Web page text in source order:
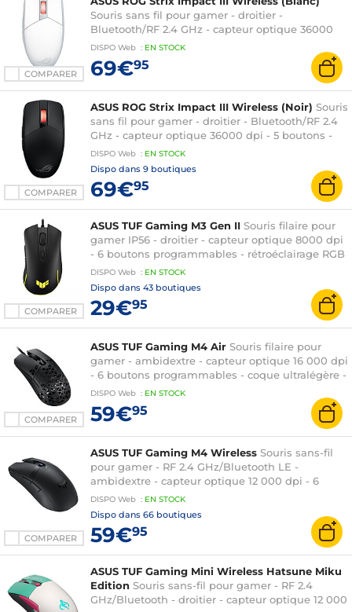
COMPARER
Souris sans fil pour gamer - droitier -
Bluetooth/RF 2.4 GHz - capteur optique 36000
dpi - 5 boutons - rétro-éclairage RGB
DISPO Web : EN STOCK
69€95
COMPARER
ASUS ROG Strix Impact III Wireless (Noir) Souris
sans fil pour gamer - droitier - Bluetooth/RF 2.4
GHz - capteur optique 36000 dpi - 5 boutons -
rétro-éclairage RGB
DISPO Web : EN STOCK
Dispo dans 9 boutiques
69€95
COMPARER
ASUS TUF Gaming M3 Gen II Souris filaire pour
gamer IP56 - droitier - capteur optique 8000 dpi
- 6 boutons programmables - rétroéclairage RGB
Aura Sync
DISPO Web : EN STOCK
Dispo dans 43 boutiques
29€95
COMPARER
ASUS TUF Gaming M4 Air Souris filaire pour
gamer - ambidextre - capteur optique 16 000 dpi
- 6 boutons programmables - coque ultralégère -
protection hydrofuge IPX6
DISPO Web : EN STOCK
59€95
COMPARER
ASUS TUF Gaming M4 Wireless Souris sans-fil
pour gamer - RF 2.4 GHz/Bluetooth LE -
ambidextre - capteur optique 12 000 dpi - 6
boutons programmables - rétroéclairage RGB
Aura Sync
DISPO Web : EN STOCK
Dispo dans 66 boutiques
59€95
ASUS TUF Gaming Mini Wireless Hatsune Miku
Edition Souris sans-fil pour gamer - RF 2.4
GHz/Bluetooth - droitier - capteur optique 12 000